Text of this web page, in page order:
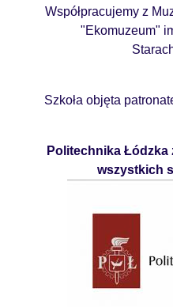
Współpracujemy z
"Ekomuzeum"
Szkoła objęta
Politechnika Łódzka
wszystkich